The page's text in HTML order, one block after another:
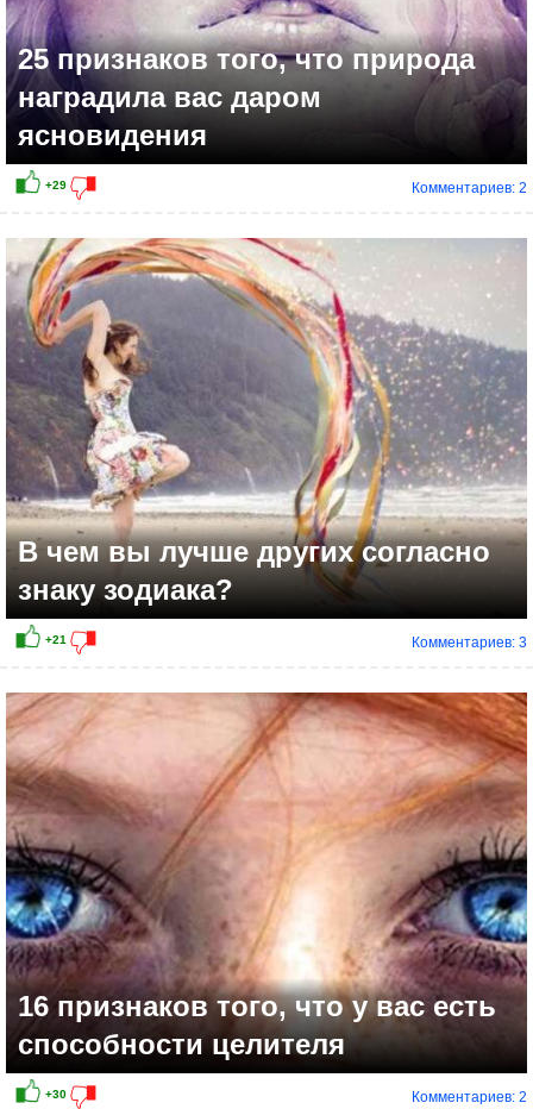
25 признаков того, что природа
наградила вас даром
ясновидения
Комментариев: 2
В чем вы лучше других согласно
знаку зодиака?
Комментариев: 3
16 признаков того, что у вас есть
способности целителя
Комментариев: 2